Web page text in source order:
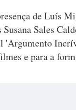
de Luís
Sales
'Argumento
e para a